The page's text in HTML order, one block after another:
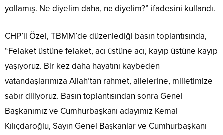
yollamış. Ne diyelim daha, ne diyelim?” ifadesini kullandı.
CHP’li Özel, TBMM’de düzenlediği basın toplantısında,
“Felaket üstüne felaket, acı üstüne acı, kayıp üstüne kayıp
yaşıyoruz. Bir kez daha hayatını kaybeden
vatandaşlarımıza Allah’tan rahmet, ailelerine, milletimize
sabır diliyoruz. Basın toplantısından sonra Genel
Başkanımız ve Cumhurbaşkanı adayımız Kemal
Kılıçdaroğlu, Sayın Genel Başkanlar ve Cumhurbaşkanı